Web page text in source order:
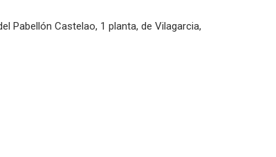
Pabellón Castelao, 1 planta, de Vilagarcia,